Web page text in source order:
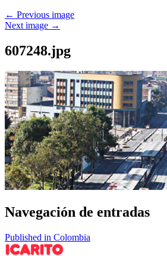
← Previous image
Next image →
607248.jpg
Navegación de entradas
Published in Colombia